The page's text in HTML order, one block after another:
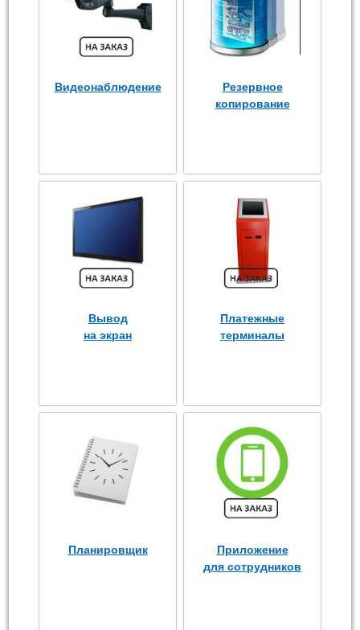
Видеонаблюдение
Резервное
копирование
Вывод
на экран
Платежные
терминалы
Планировщик
Приложение
для сотрудников